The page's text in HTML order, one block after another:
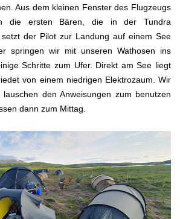
Aus dem kleinen Fenster des Flugzeugs
die ersten Bären, die in der Tundra
der Pilot zur Landung auf einem See
springen wir mit unseren Wathosen ins
Schritte zum Ufer. Direkt am See liegt
von einem niedrigen Elektrozaum. Wir
den Anweisungen zum benutzen
dann zum Mittag.